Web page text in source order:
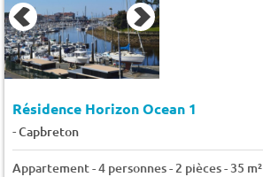
Résidence Horizon Ocean 1
-Capbreton
Appartement - 4 personnes - 2 pièces - 35 m²